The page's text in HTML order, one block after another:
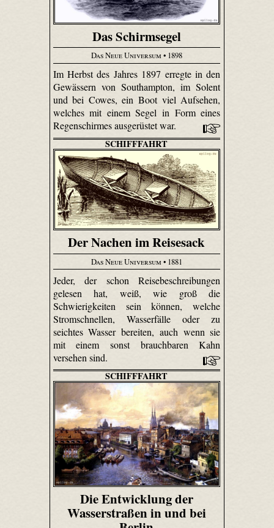
Das Schirmsegel
Das Neue Universum• 1898
Im Herbst des Jahres 1897 erregte in den
Gewässern von Southampton, im Solent
und bei Cowes, ein Boot viel Aufsehen,
welches mit einem Segel in Form eines
Regenschirmes ausgerüstet war.
SCHIFFFAHRT
Der Nachen im Reisesack
Das Neue Universum• 1881
Jeder, der schon Reisebeschreibungen
gelesen hat, weiß, wie groß die
Schwierigkeiten sein können, welche
Stromschnellen, Wasserfälle oder zu
seichtes Wasser bereiten, auch wenn sie
mit einem sonst brauchbaren Kahn
versehen sind.
SCHIFFFAHRT
Die Entwicklung der
Wasserstraßen in und bei